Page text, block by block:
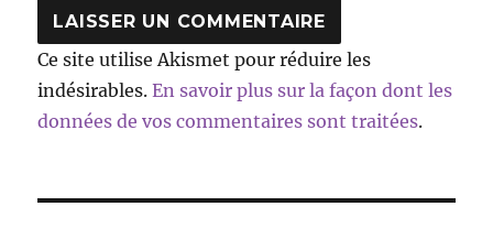
Ce site utilise Akismet pour réduire les
indésirables.En savoir plus sur la façon dont les
données de vos commentaires sont traitées.